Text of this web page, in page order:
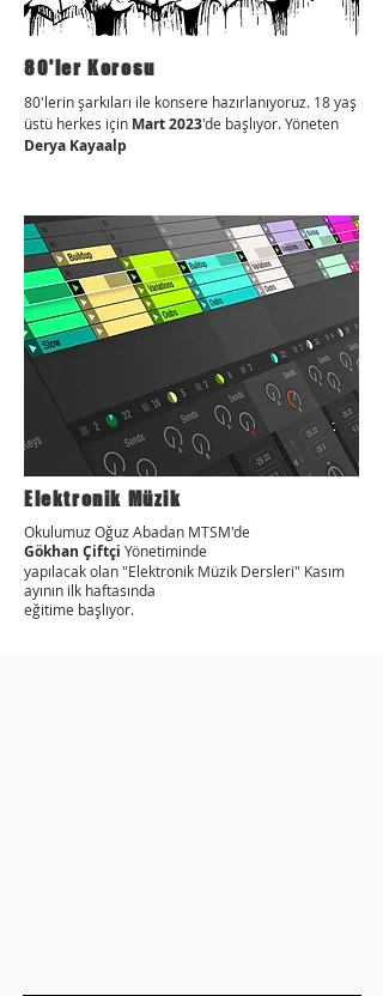
80'ler Korosu
80'lerin şarkıları ile konsere hazırlanıyoruz. 18 yaş
üstü herkes için Mart 2023'de başlıyor. Yöneten
Derya Kayaalp
Elektronik Müzik
Okulumuz Oğuz Abadan MTSM'de
Gökhan Çiftçi Yönetiminde
yapılacak olan "Elektronik Müzik Dersleri" Kasım
ayının ilk haftasında
eğitime başlıyor.